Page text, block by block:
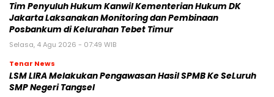
Tim Penyuluh Hukum Kanwil Kementerian Hukum DK
Jakarta Laksanakan Monitoring dan Pembinaan
Posbankum di Kelurahan Tebet Timur
Selasa, 4 Agu 2026 - 07:49 WIB
Tenar News
LSM LIRA Melakukan Pengawasan Hasil SPMB Ke SeLuruh
SMP Negeri Tangsel